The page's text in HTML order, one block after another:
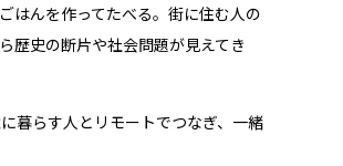
はんを作ってたべる。街に住む人の
歴史の断片や社会問題が見えてき
暮らす人とリモートでつなぎ、一緒